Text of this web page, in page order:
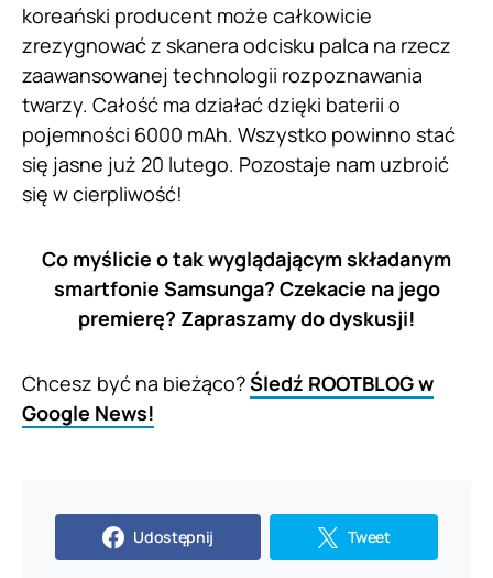
koreański producent może całkowicie
zrezygnować z skanera odcisku palca na rzecz
zaawansowanej technologii rozpoznawania
twarzy. Całość ma działać dzięki baterii o
pojemności 6000 mAh. Wszystko powinno stać
się jasne już 20 lutego. Pozostaje nam uzbroić
się w cierpliwość!
Co myślicie o tak wyglądającym składanym
smartfonie Samsunga? Czekacie na jego
premierę? Zapraszamy do dyskusji!
Chcesz być na bieżąco?Śledź ROOTBLOG w
Google News!
Udostępnij Tweet